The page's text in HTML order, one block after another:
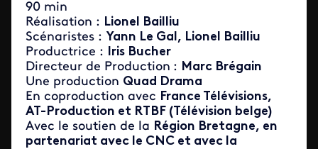
90 min
Réalisation : Lionel Bailliu
Scénaristes : Yann Le Gal, Lionel Bailliu
Productrice : Iris Bucher
Directeur de Production : Marc Brégain
Une production Quad Drama
En coproduction avec France Télévisions,
AT-Production et RTBF (Télévision belge)
Avec le soutien de la Région Bretagne, en
partenariat avec le CNC et avec la